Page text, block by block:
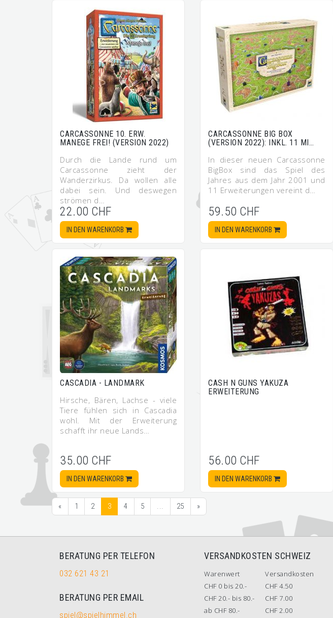
CARCASSONNE 10. ERW.
MANEGE FREI! (VERSION 2022)
Durch die Lande rund um
Carcassonne zieht der
Wanderzirkus. Da wollen alle
dabei sein. Und deswegen
strömen d…
22.00 CHF
IN DEN WARENKORB
CARCASSONNE BIG BOX
(VERSION 2022): INKL. 11 MI…
In dieser neuen Carcassonne
BigBox sind das Spiel des
Jahres aus dem Jahr 2001 und
11 Erweiterungen vereint d…
59.50 CHF
IN DEN WARENKORB
CASCADIA - LANDMARK
Hirsche, Bären, Lachse - viele
Tiere fühlen sich in Cascadia
wohl. Mit der Erweiterung
schafft ihr neue Lands…
35.00 CHF
IN DEN WARENKORB
CASH N GUNS YAKUZA
ERWEITERUNG
56.00 CHF
IN DEN WARENKORB
« 1 2 3 4 5 ... 25 »
BERATUNG PER TELEFON
032 621 43 21
BERATUNG PER EMAIL
spiel@spielhimmel.ch
VERSANDKOSTEN SCHWEIZ
Warenwert
Versandkosten
CHF 0 bis 20.-
CHF 4.50
CHF 20.- bis 80.-
CHF 7.00
ab CHF 80.-
CHF 2.00